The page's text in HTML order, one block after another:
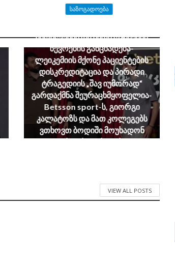
ᲡᲐᲖᲝᲒᲐᲓᲝᲔᲑᲐ
მშობლების და მათი ოჯახების
წევრების განცხადება-
ლეიკემიის მქონე პაციენტების
დისკრედიტაცია და პირადი
ტრაგედიის „შავ იუმორად“
გარდაქმნა შეურაცხმყოფელია-
Betsson sport-ს, გიორგი
კალატოზს და მათ კოლეგებს
ვთხოვთ ბოდიში მოუხადონ
ყველას, ვისთვისაც ისედაც
VIEW ALL POSTS